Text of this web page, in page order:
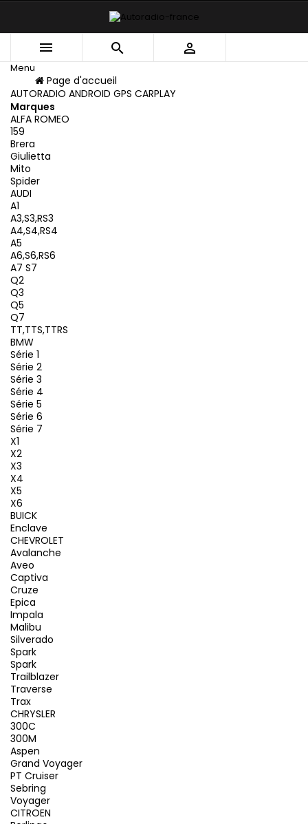
  
Menu
Page d'accueil
AUTORADIO ANDROID GPS CARPLAY
Marques
ALFA ROMEO
159
Brera
Giulietta
Mito
Spider
AUDI
A1
A3,S3,RS3
A4,S4,RS4
A5
A6,S6,RS6
A7 S7
Q2
Q3
Q5
Q7
TT,TTS,TTRS
BMW
Série 1
Série 2
Série 3
Série 4
Série 5
Série 6
Série 7
X1
X2
X3
X4
X5
X6
BUICK
Enclave
CHEVROLET
Avalanche
Aveo
Captiva
Cruze
Epica
Impala
Malibu
Silverado
Spark
Spark
Trailblazer
Traverse
Trax
CHRYSLER
300C
300M
Aspen
Grand Voyager
PT Cruiser
Sebring
Voyager
CITROEN